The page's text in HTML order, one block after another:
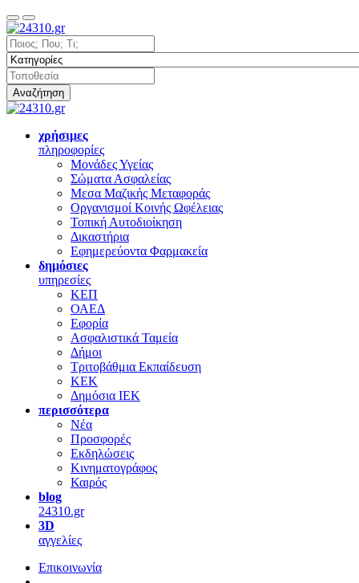
Αναζήτηση
χρήσιμες
πληροφορίες
Μονάδες Υγείας
Σώματα Ασφαλείας
Μεσα Μαζικής Μεταφοράς
Οργανισμοί Κοινής Ωφέλειας
Τοπική Αυτοδιοίκηση
Δικαστήρια
Εφημερεύοντα Φαρμακεία
δημόσιες
υπηρεσίες
ΚΕΠ
ΟΑΕΔ
Εφορία
Ασφαλιστικά Ταμεία
Δήμοι
Τριτοβάθμια Εκπαίδευση
ΚΕΚ
Δημόσια ΙΕΚ
περισσότερα
Νέα
Προσφορές
Εκδηλώσεις
Κινηματογράφος
Καιρός
blog
24310.gr
3D
αγγελίες
Επικοινωνία